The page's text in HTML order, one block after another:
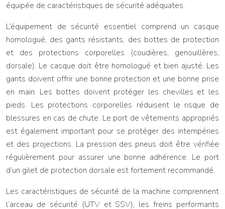
équipée de caractéristiques de sécurité adéquates.
L’équipement de sécurité essentiel comprend un casque
homologué, des gants résistants, des bottes de protection
et des protections corporelles (coudières, genouillères,
dorsale). Le casque doit être homologué et bien ajusté. Les
gants doivent offrir une bonne protection et une bonne prise
en main. Les bottes doivent protéger les chevilles et les
pieds. Les protections corporelles réduisent le risque de
blessures en cas de chute. Le port de vêtements appropriés
est également important pour se protéger des intempéries
et des projections. La pression des pneus doit être vérifiée
régulièrement pour assurer une bonne adhérence. Le port
d’un gilet de protection dorsale est fortement recommandé.
Les caractéristiques de sécurité de la machine comprennent
l’arceau de sécurité (UTV et SSV), les freins performants